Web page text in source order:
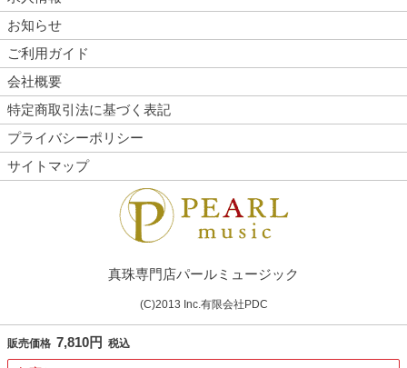
販売価格 7,810円 税込
お知らせ
ご利用ガイド
会社概要
特定商取引法に基づく表記
プライバシーポリシー
サイトマップ
真珠専門店パールミュージック
(C)2013 Inc.有限会社PDC